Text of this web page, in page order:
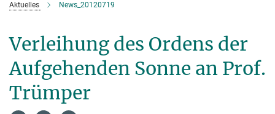
Aktuelles News_20120719
Verleihung des Ordens der
Aufgehenden Sonne an Prof.
Trümper